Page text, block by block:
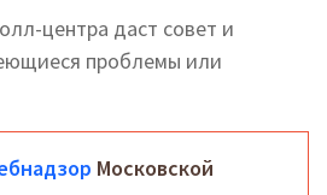
центра даст совет и
проблемы или
Московской